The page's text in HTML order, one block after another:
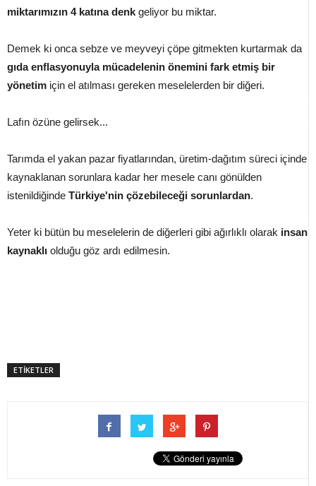
miktarımızın 4 katına denk geliyor bu miktar.
Demek ki onca sebze ve meyveyi çöpe gitmekten kurtarmak da
gıda enflasyonuyla mücadelenin önemini fark etmiş bir
yönetim için el atılması gereken meselelerden bir diğeri.
Lafın özüne gelirsek...
Tarımda el yakan pazar fiyatlarından, üretim-dağıtım süreci içinde
kaynaklanan sorunlara kadar her mesele canı gönülden
istenildiğinde Türkiye'nin çözebileceği sorunlardan.
Yeter ki bütün bu meselelerin de diğerleri gibi ağırlıklı olarak insan
kaynaklı olduğu göz ardı edilmesin.
ETİKETLER